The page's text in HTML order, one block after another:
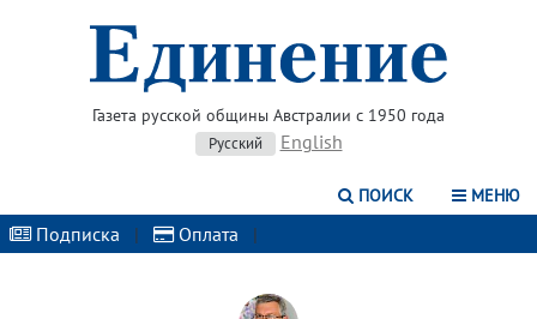
Газета русской общины Австралии с 1950 года
Русский English
ПОИСК МЕНЮ
Подписка | Оплата |